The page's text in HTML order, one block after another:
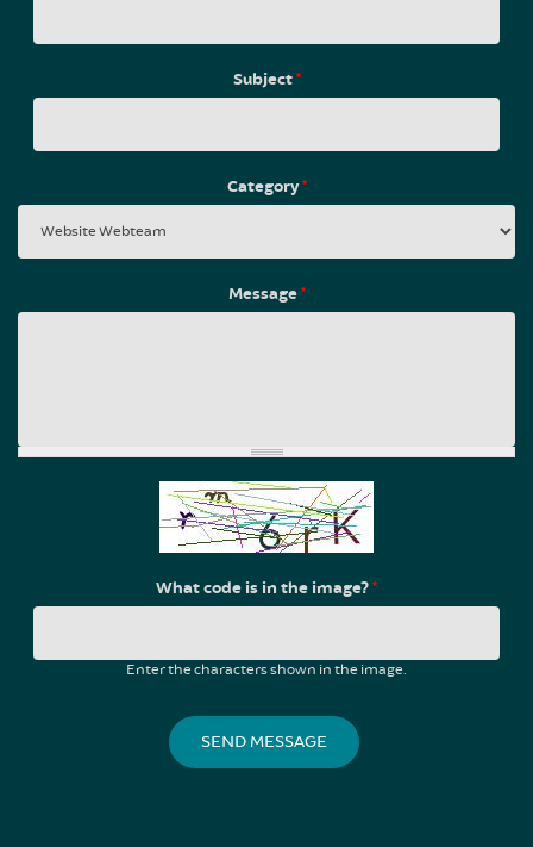
Subject*
Category*
Message*
What code is in the image?*
Enter the characters shown in the image.